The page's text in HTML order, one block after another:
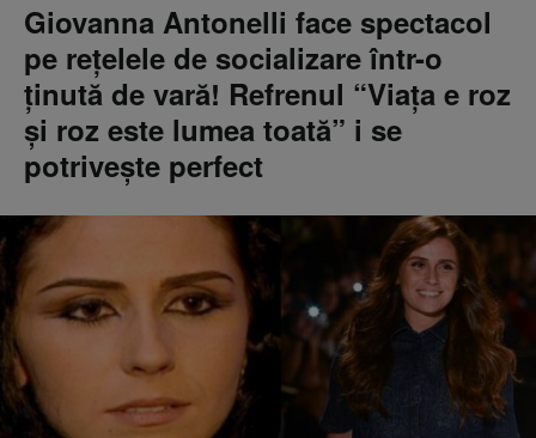
Giovanna Antonelli face spectacol
pe rețelele de socializare într-o
ținută de vară! Refrenul “Viața e roz
și roz este lumea toată” i se
potrivește perfect